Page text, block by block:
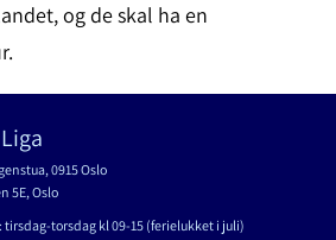
og de skal ha en
0915 Oslo
5E, Oslo
tirsdag-torsdag kl 09-15 (ferielukket i juli)